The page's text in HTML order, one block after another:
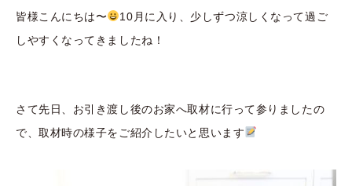
皆様こんにちは〜
10月に入り、少しずつ涼しくなって過ご
しやすくなってきましたね！
さて先日、お引き渡し後のお家へ取材に行って参りましたの
で、取材時の様子をご紹介したいと思います